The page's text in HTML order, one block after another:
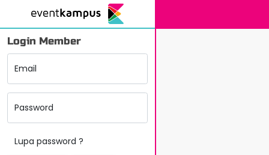
Login Member
Email
Password
Lupa password ?